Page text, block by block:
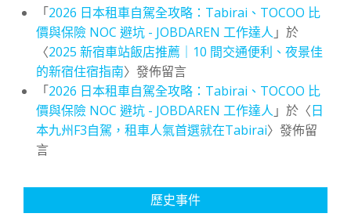
「2026 日本租車自駕全攻略：Tabirai、TOCOO 比
價與保險 NOC 避坑 - JOBDAREN 工作達人 」於
〈2025 新宿車站飯店推薦｜10 間交通便利、夜景佳
的新宿住宿指南〉發佈留言
「2026 日本租車自駕全攻略：Tabirai、TOCOO 比
價與保險 NOC 避坑 - JOBDAREN 工作達人 」於〈日
本九州F3自駕，租車人氣首選就在Tabirai〉發佈留
言
歷史事件